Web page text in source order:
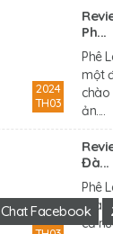
2024
TH03
Ph...
Phê
một
chào
ản....
2024
Đà...
Phê
sữa
cả
Chat Facebook